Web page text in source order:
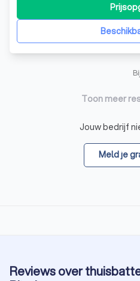
bewezen als dé specialist in
een focus op zonne-energie,
en thuisbatterijen. Onder le
Toon meer
Jouw bedrijf
Meld je
Reviews over